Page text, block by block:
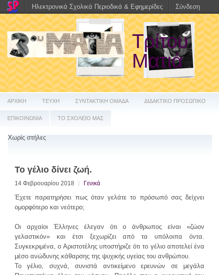
Τρίτου
Ματιά
ΑΡΧΙΚΗ ΤΕΥΧΗ ΣΥΝΤΑΚΤΙΚΗ ΟΜΑΔΑ ΔΙΔΑΚΤΙΚΟ ΠΡΟΣΩΠΙΚΟ
ΕΠΙΚΟΙΝΩΝΙΑ ΤΟ ΣΧΟΛΕΙΟ ΜΑΣ
Χωρίς στήλες
Το γέλιο δίνει ζωή.
14 Φεβρουαρίου 2018 Γενικά
Έχετε παρατηρήσει πως όταν γελάτε το πρόσωπό σας δείχνει
ομορφότερο και νεότερο;
Οι αρχαίοι Έλληνες έλεγαν ότι ο άνθρωπος είναι «ζώον
γελαστικόν» και έτσι ξεχωρίζει από τα υπόλοιπα όντα.
Συγκεκριμένα, ο Αριστοτέλης υποστήριζε ότι το γέλιο αποτελεί ένα
μέσο ανώδυνης κάθαρσης της ψυχικής υγείας του ανθρώπου.
Το γέλιο, συχνά, συνιστά αντικείμενο ερευνών σε μεγάλα
Ηλεκτρονικά Σχολικά Περιοδικά & Εφημερίδες Σύνδεση